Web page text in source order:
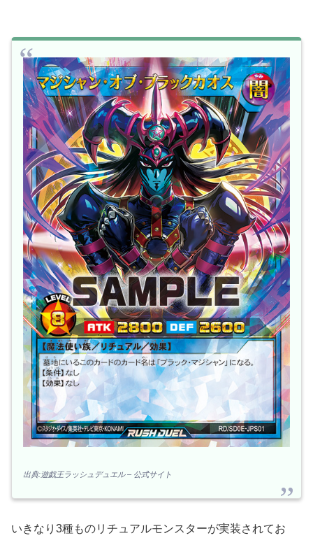
出典:遊戯王ラッシュデュエル – 公式サイト
いきなり3種ものリチュアルモンスターが実装されてお